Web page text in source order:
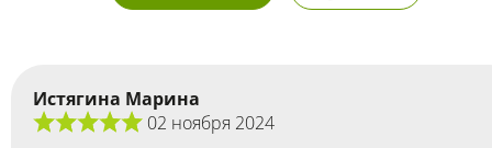
Истягина Марина
02 ноября 2024